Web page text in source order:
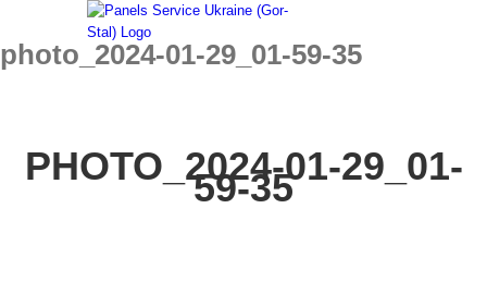
content
photo_2024-01-29_01-59-35
PHOTO_2024-01-29_01-
59-35